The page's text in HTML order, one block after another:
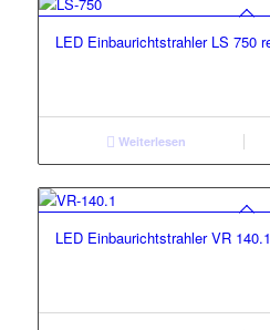
LED Einbaurichtstrahler LS 750
Weiterlesen
LED Einbaurichtstrahler VR